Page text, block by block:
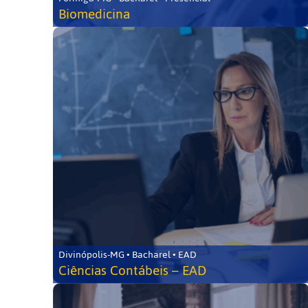
Biomedicina
Divinópolis-MG • Bacharel • EAD
Ciências Contábeis – EAD